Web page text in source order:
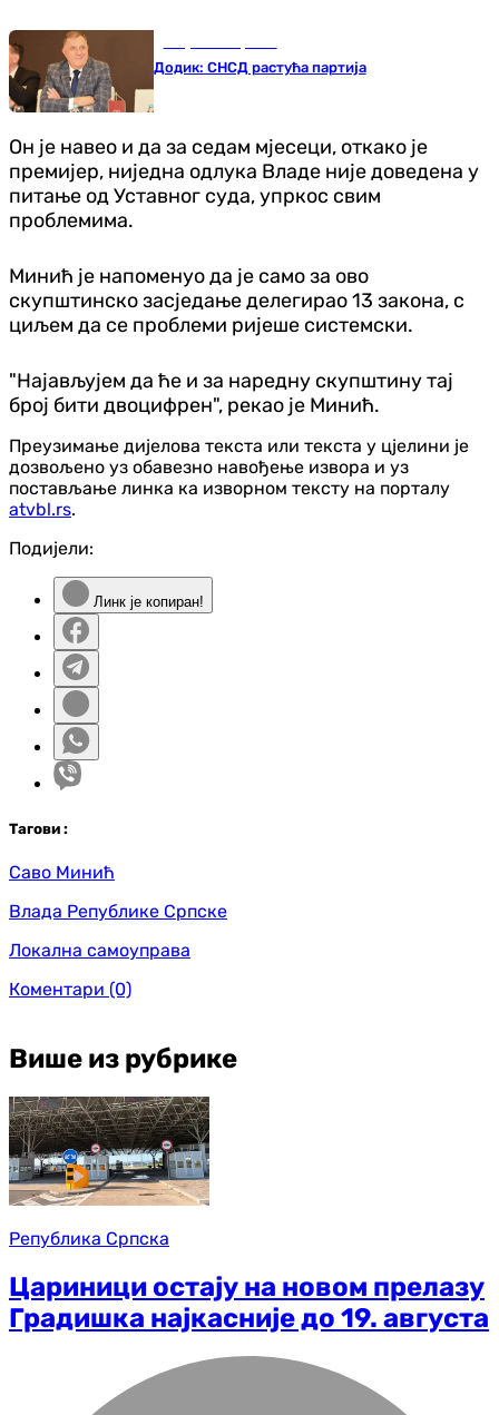
Додик: СНСД растућа партија
Он је навео и да за седам мјесеци, откако је
премијер, ниједна одлука Владе није доведена у
питање од Уставног суда, упркос свим
проблемима.
Минић је напоменуо да је само за ово
скупштинско засједање делегирао 13 закона, с
циљем да се проблеми ријеше системски.
"Најављујем да ће и за наредну скупштину тај
број бити двоцифрен", рекао је Минић.
Преузимање дијелова текста или текста у цјелини је
дозвољено уз обавезно навођење извора и уз
постављање линка ка изворном тексту на порталу
atvbl.rs.
Подијели:
Линк је копиран!
Тагови :
Саво Минић
Влада Републике Српске
Локална самоуправа
Коментари (0)
Више из рубрике
Република Српска
Цариници остају на новом прелазу
Градишка најкасније до 19. августа